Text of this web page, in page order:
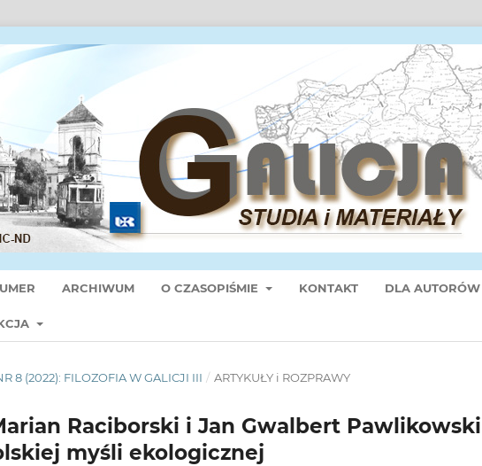
ARCHIWUM O CZASOPIŚMIE KONTAKT DLA AUTORÓW
8 (2022): FILOZOFIA W GALICJI III / ARTYKUŁY i ROZPRAWY
Raciborski i Jan Gwalbert Pawlikowski
myśli ekologicznej